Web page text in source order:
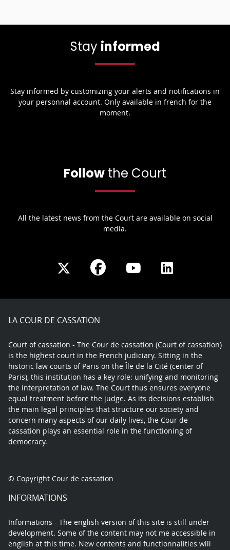
Stay informed
Stay informed by customizing your alerts and notifications in
your personnal account. Only available in french for the
moment.
Follow the Court
All the latest news from the Court are available on social
media.
Share
X
Share
Facebook
Share
YoutubeLinkedIn
LA COUR DE CASSATION
Court of cassation - The Cour de cassation (Court of cassation)
is the highest court in the French judiciary. Sitting in the
historic law courts of Paris on the Île de la Cité (center of
Paris), this institution has a key role: unifying and monitoring
the interpretation of law. The Court thus ensures everyone
equal treatment before the judge. As its decisions establish
the main legal principles that structure our society and
concern many aspects of our daily lives, the Cour de
cassation plays an essential role in the functioning of
democracy.
© Copyright Cour de cassation
INFORMATIONS
Informations - The english version of this site is still under
development. Some of the content may not me accessible in
english at this time. New contents and functionnalities will